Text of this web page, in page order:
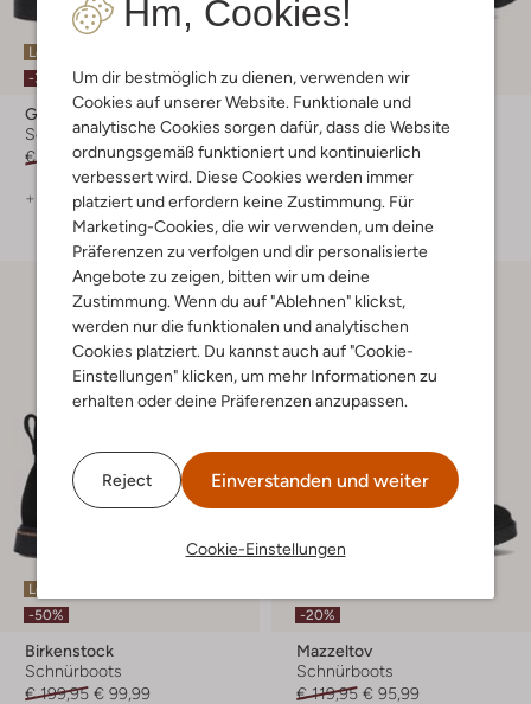
Hm, Cookies!
Um dir bestmöglich zu dienen, verwenden wir
Cookies auf unserer Website. Funktionale und
analytische Cookies sorgen dafür, dass die Website
ordnungsgemäß funktioniert und kontinuierlich
verbessert wird. Diese Cookies werden immer
platziert und erfordern keine Zustimmung. Für
Marketing-Cookies, die wir verwenden, um deine
Präferenzen zu verfolgen und dir personalisierte
Angebote zu zeigen, bitten wir um deine
Zustimmung. Wenn du auf "Ablehnen" klickst,
werden nur die funktionalen und analytischen
Cookies platziert. Du kannst auch auf "Cookie-
Einstellungen" klicken, um mehr Informationen zu
erhalten oder deine Präferenzen anzupassen.
Reject Einverstanden und weiter
Cookie-Einstellungen
Letzte Größen
-30%
Giorgio
Schnürboots
€ 249,99 € 174,99
+ mehr farben
-30%
Timberland
Schnürboots
€ 209,99 € 146,99
+ mehr farben
Letzter Artikel
-50%
Birkenstock
Schnürboots
€ 199,95 € 99,99
-20%
Mazzeltov
Schnürboots
€ 119,95 € 95,99